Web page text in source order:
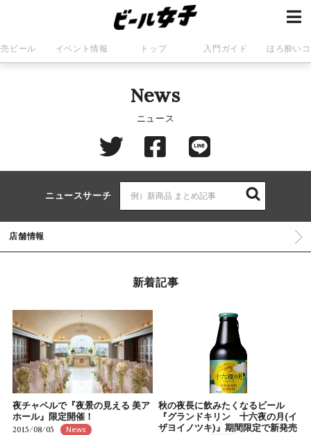
ビール イベント情報 トップ 入門ガイド ほろ酔い
News
ニュース
ニュースサーチ
店舗情報
新着記事
夜チャペルで『夜景の見える 美ア
ホール』限定開催！
2015/08/05 News
秋の夜長に飲みたくなるビール
『グランドキリン 十六夜の月(イ
ザヨイノツキ)』期間限定で新発売